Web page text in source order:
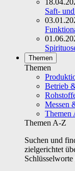
Saft-
Themen
Themen
Betrieb
Messen
Themen
Themen A-Z
Suchen und
zielgerichtet